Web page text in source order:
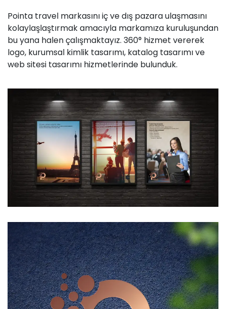
Pointa travel markasını iç ve dış pazara ulaşmasını
kolaylaşlaştırmak amacıyla markamıza kuruluşundan
bu yana halen çalışmaktayız. 360° hizmet vererek
logo, kurumsal kimlik tasarımı, katalog tasarımı ve
web sitesi tasarımı hizmetlerinde bulunduk.